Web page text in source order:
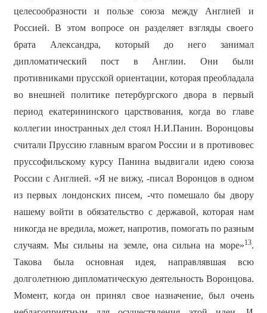
целесообразности и пользе союза между Англией и
Россией. В этом вопросе он разделяет взгляды своего
брата Александра, который до него занимал
дипломатический пост в Англии. Они были
противниками прусской ориентации, которая преобладала
во внешней политике петербургского двора в первый
период екатерининского царствования, когда во главе
коллегии иностранных дел стоял Н.И.Панин. Воронцовы
считали Пруссию главным врагом России и в противовес
пруссофильскому курсу Панина выдвигали идею союза
России с Англией. «Я не вижу, -писал Воронцов в одном
из первых лондонских писем, -что помешало бы двору
нашему войти в обязательство с державой, которая нам
никогда не вредила, может, напротив, помогать по разным
случаям. Мы сильны на земле, она сильна на море»13.
Такова была основная идея, направлявшая всю
долголетнюю дипломатическую деятельность Воронцова.
Момент, когда он принял свое назначение, был очень